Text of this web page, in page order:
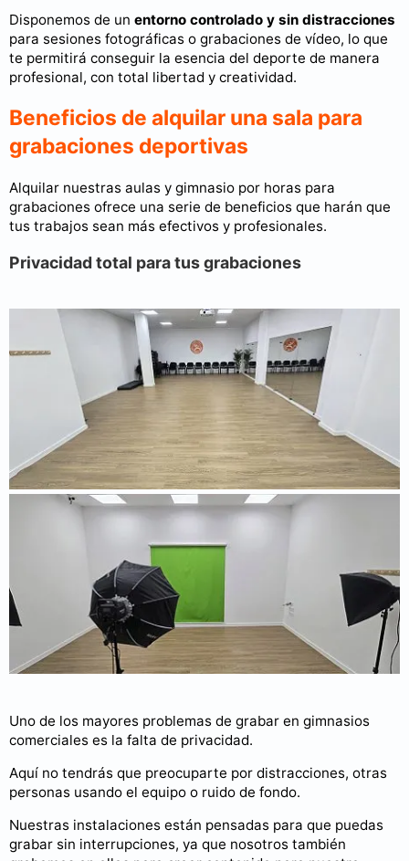
Disponemos de un entorno controlado y sin distracciones
para sesiones fotográficas o grabaciones de vídeo, lo que
te permitirá conseguir la esencia del deporte de manera
profesional, con total libertad y creatividad.
Beneficios de alquilar una sala para
grabaciones deportivas
Alquilar nuestras aulas y gimnasio por horas para
grabaciones ofrece una serie de beneficios que harán que
tus trabajos sean más efectivos y profesionales.
Privacidad total para tus grabaciones
Uno de los mayores problemas de grabar en gimnasios
comerciales es la falta de privacidad.
Aquí no tendrás que preocuparte por distracciones, otras
personas usando el equipo o ruido de fondo.
Nuestras instalaciones están pensadas para que puedas
grabar sin interrupciones, ya que nosotros también